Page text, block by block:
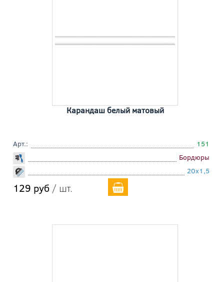
Карандаш белый матовый
Арт.:
151
Бордюры
20x1,5
129 руб / шт.